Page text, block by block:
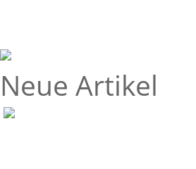
Neue Artikel